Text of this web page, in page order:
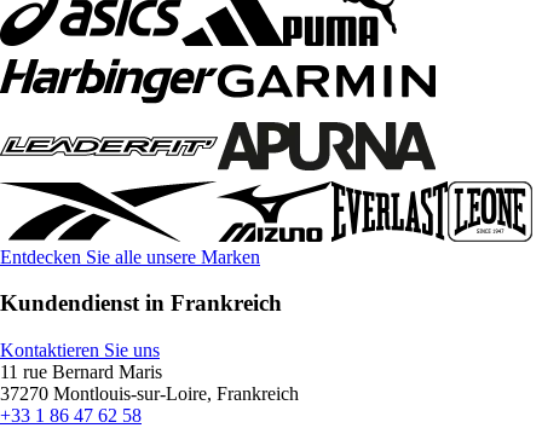
Entdecken Sie alle unsere Marken
Kundendienst in Frankreich
Kontaktieren Sie uns
11 rue Bernard Maris
37270 Montlouis-sur-Loire, Frankreich
+33 1 86 47 62 58